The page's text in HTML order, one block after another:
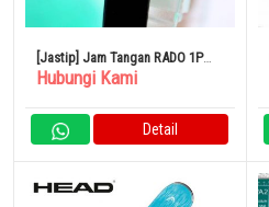
[Jastip] Jam Tangan RADO 1P
Diamond Round Gold 583
Hubungi Kami
Detail